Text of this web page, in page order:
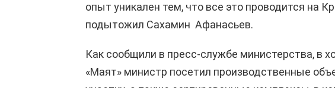
опыт уникален тем, что все это проводится на
подытожил Сахамин Афанасьев.
Как сообщили в пресс-службе министерства, в
«Маят» министр посетил производственные